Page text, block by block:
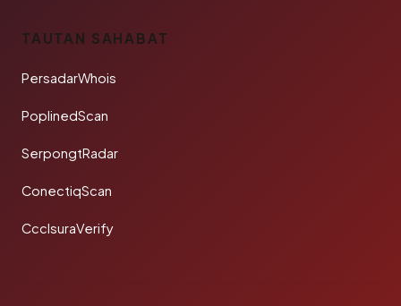
TAUTAN SAHABAT
PersadarWhois
PoplinedScan
SerpongtRadar
ConectiqScan
CcclsuraVerify